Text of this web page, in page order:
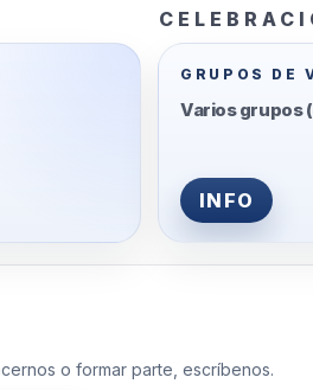
GRUPOS DE
Varios grupos
INFO
o formar parte, escríbenos.